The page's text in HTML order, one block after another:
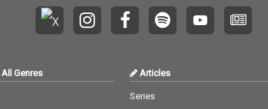
All Genres Articles
Series